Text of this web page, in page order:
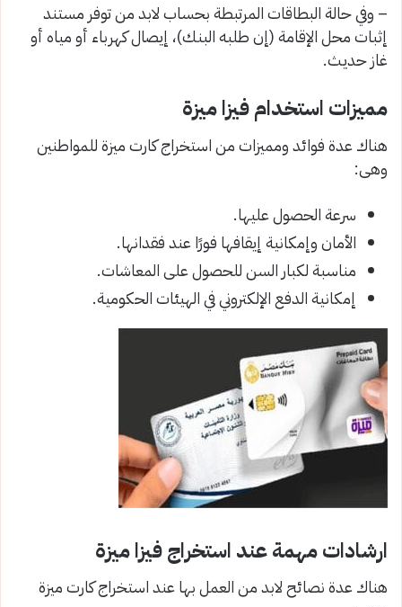
– وفي حالة البطاقات المرتبطة بحساب لابد من توفر مستند
إثبات محل الإقامة (إن طلبه البنك)، إيصال كهرباء أو مياه أو
غاز حديث.
مميزات استخدام فيزا ميزة
هناك عدة فوائد ومميزات من استخراج كارت ميزة للمواطنين
وهى:
سرعة الحصول عليها.
الأمان وإمكانية إيقافها فورًا عند فقدانها.
مناسبة لكبار السن للحصول على المعاشات.
إمكانية الدفع الإلكتروني في الهيئات الحكومية.
ارشادات مهمة عند استخراج فيزا ميزة
هناك عدة نصائح لابد من العمل بها عند استخراج كارت ميزة